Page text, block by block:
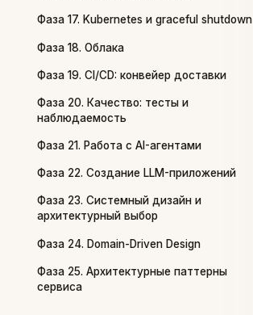
Фаза 17. Kubernetes и graceful shutdown
Фаза 18. Облака
Фаза 19. CI/CD: конвейер доставки
Фаза 20. Качество: тесты и
наблюдаемость
Фаза 21. Работа с AI-агентами
Фаза 22. Создание LLM-приложений
Фаза 23. Системный дизайн и
архитектурный выбор
Фаза 24. Domain-Driven Design
Фаза 25. Архитектурные паттерны
сервиса